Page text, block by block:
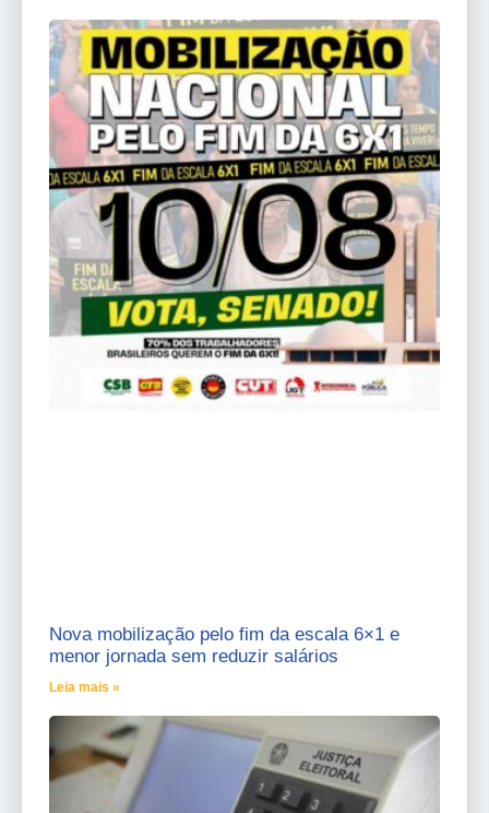
Nova mobilização pelo fim da escala 6×1 e
menor jornada sem reduzir salários
Leia mais »